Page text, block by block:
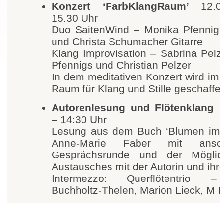
Konzert ‘FarbKlangRaum’
15.30 Uhr
Duo SaitenWind – Monika
und Christa Schumacher Gitarre
Klang Improvisation – Sabrina
Pfennigs und Christian Pelzer
In dem meditativen Konzert wird
Raum für Klang und Stille
Autorenlesung und Flötenklang
– 14:30 Uhr
Lesung aus dem Buch ‘Blumen
Anne-Marie Faber mit
Gesprächsrunde und der
Austausches mit der Autorin und
Intermezzo: Querflötentrio
Buchholtz-Thelen, Marion Lieck, M